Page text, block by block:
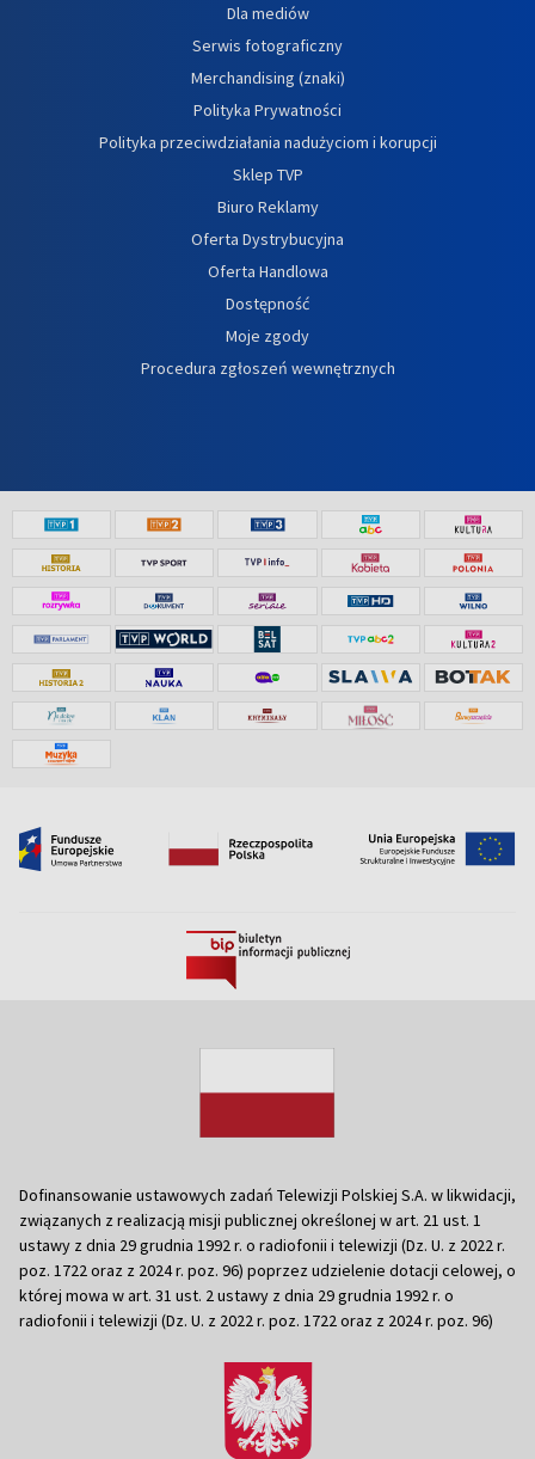
Dla mediów
Serwis fotograficzny
Merchandising (znaki)
Polityka Prywatności
Polityka przeciwdziałania nadużyciom i korupcji
Sklep TVP
Biuro Reklamy
Oferta Dystrybucyjna
Oferta Handlowa
Dostępność
Moje zgody
Procedura zgłoszeń wewnętrznych
Dofinansowanie ustawowych zadań Telewizji Polskiej S.A. w likwidacji,
związanych z realizacją misji publicznej określonej w art. 21 ust. 1
ustawy z dnia 29 grudnia 1992 r. o radiofonii i telewizji (Dz. U. z 2022 r.
poz. 1722 oraz z 2024 r. poz. 96) poprzez udzielenie dotacji celowej, o
której mowa w art. 31 ust. 2 ustawy z dnia 29 grudnia 1992 r. o
radiofonii i telewizji (Dz. U. z 2022 r. poz. 1722 oraz z 2024 r. poz. 96)